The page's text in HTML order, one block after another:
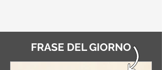
FRASE DEL GIORNO